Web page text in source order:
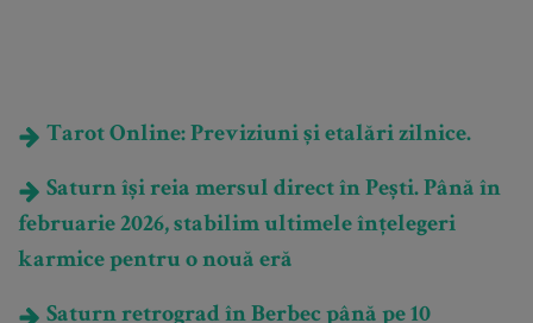
Tarot Online: Previziuni și etalări zilnice.
Saturn își reia mersul direct în Pești. Până în
februarie 2026, stabilim ultimele înțelegeri
karmice pentru o nouă eră
Saturn retrograd în Berbec până pe 10